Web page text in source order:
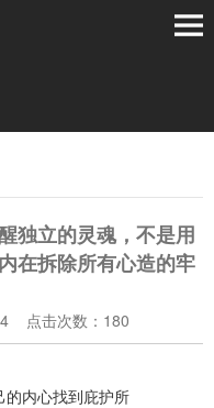
独立的灵魂，不是用
在拆除所有心造的牢
点击次数：180
的内心找到庇护所